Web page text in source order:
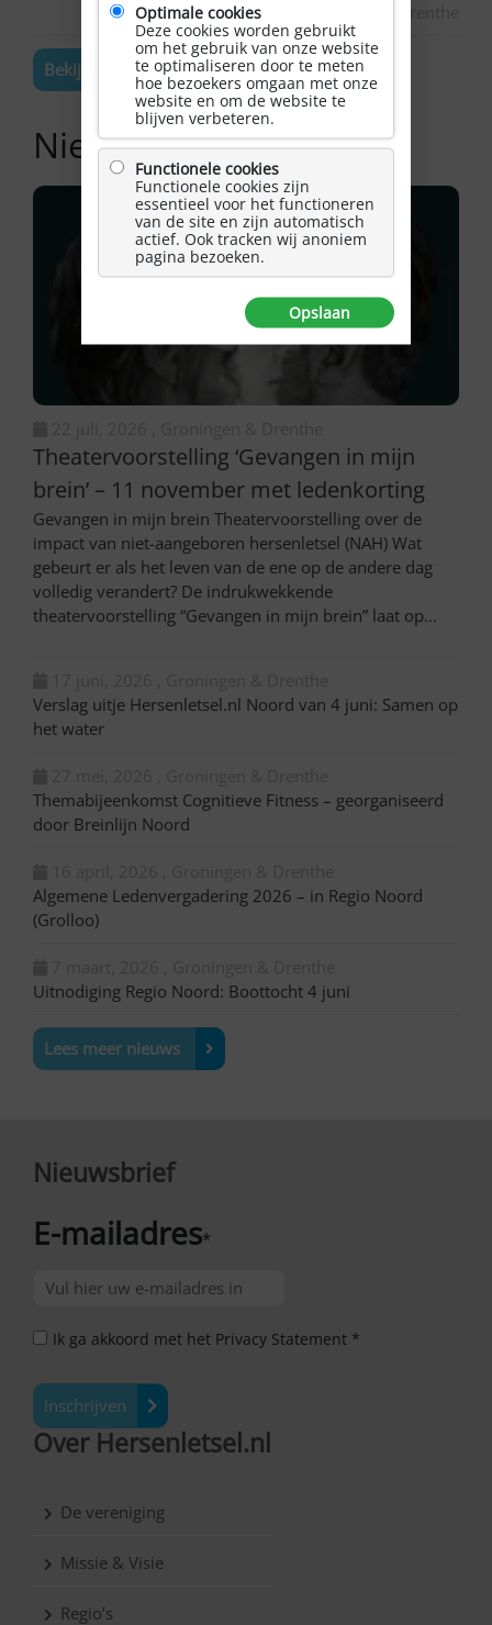
Bekijk de volledige agenda
Nieuwsoverzicht
Theatervoorstelling ‘Gevangen in mijn
brein’ – 11 november met ledenkorting
Gevangen in mijn brein Theatervoorstelling over de
impact van niet-aangeboren hersenletsel (NAH) Wat
gebeurt er als het leven van de ene op de andere dag
volledig verandert? De indrukwekkende
theatervoorstelling “Gevangen in mijn brein” laat op...
Verslag uitje Hersenletsel.nl Noord van 4 juni: Samen op
het water
Themabijeenkomst Cognitieve Fitness – georganiseerd
door Breinlijn Noord
Algemene Ledenvergadering 2026 – in Regio Noord
(Grolloo)
Uitnodiging Regio Noord: Boottocht 4 juni
Lees meer nieuws
Nieuwsbrief
E-mailadres*
Ik ga akkoord met het Privacy Statement *
Inschrijven
Over Hersenletsel.nl
De vereniging
Missie & Visie
Regio’s
Optimale cookies
Deze cookies worden gebruikt
om het gebruik van onze website
te optimaliseren door te meten
hoe bezoekers omgaan met onze
website en om de website te
blijven verbeteren.
Functionele cookies
Functionele cookies zijn
essentieel voor het functioneren
van de site en zijn automatisch
actief. Ook tracken wij anoniem
pagina bezoeken.
Opslaan